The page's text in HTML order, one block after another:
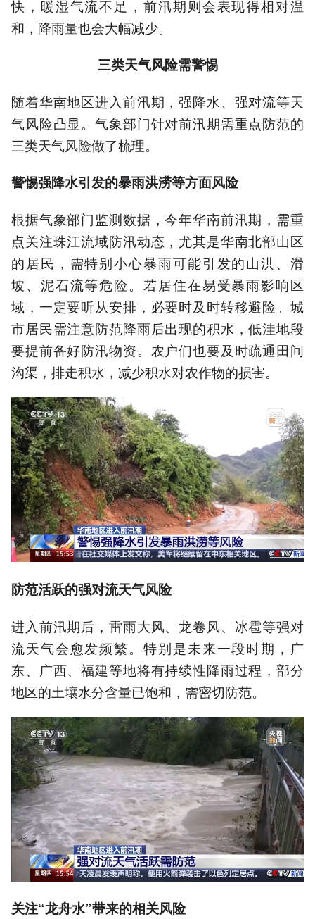
快，暖湿气流不足，前汛期则会表现得相对温
和，降雨量也会大幅减少。
三类天气风险需警惕
随着华南地区进入前汛期，强降水、强对流等天
气风险凸显。气象部门针对前汛期需重点防范的
三类天气风险做了梳理。
警惕强降水引发的暴雨洪涝等方面风险
根据气象部门监测数据，今年华南前汛期，需重
点关注珠江流域防汛动态，尤其是华南北部山区
的居民，需特别小心暴雨可能引发的山洪、滑
坡、泥石流等危险。若居住在易受暴雨影响区
域，一定要听从安排，必要时及时转移避险。城
市居民需注意防范降雨后出现的积水，低洼地段
要提前备好防汛物资。农户们也要及时疏通田间
沟渠，排走积水，减少积水对农作物的损害。
防范活跃的强对流天气风险
进入前汛期后，雷雨大风、龙卷风、冰雹等强对
流天气会愈发频繁。特别是未来一段时期，广
东、广西、福建等地将有持续性降雨过程，部分
地区的土壤水分含量已饱和，需密切防范。
关注“龙舟水”带来的相关风险